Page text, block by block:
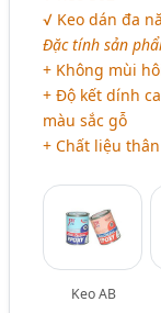
√ Keo dán đa
Đặc tính sản
+ Không mùi
+ Độ kết dính
màu sắc gỗ
+ Chất liệu
Keo AB